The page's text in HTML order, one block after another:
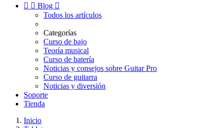
  Blog 
Todos los artículos
Categorías
Curso de bajo
Teoría musical
Curso de batería
Noticias y consejos sobre Guitar Pro
Curso de guitarra
Noticias y diversión
Soporte
Tienda
Inicio